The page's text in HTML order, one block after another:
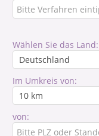
Wählen Sie das Land:
Im Umkreis von:
von: